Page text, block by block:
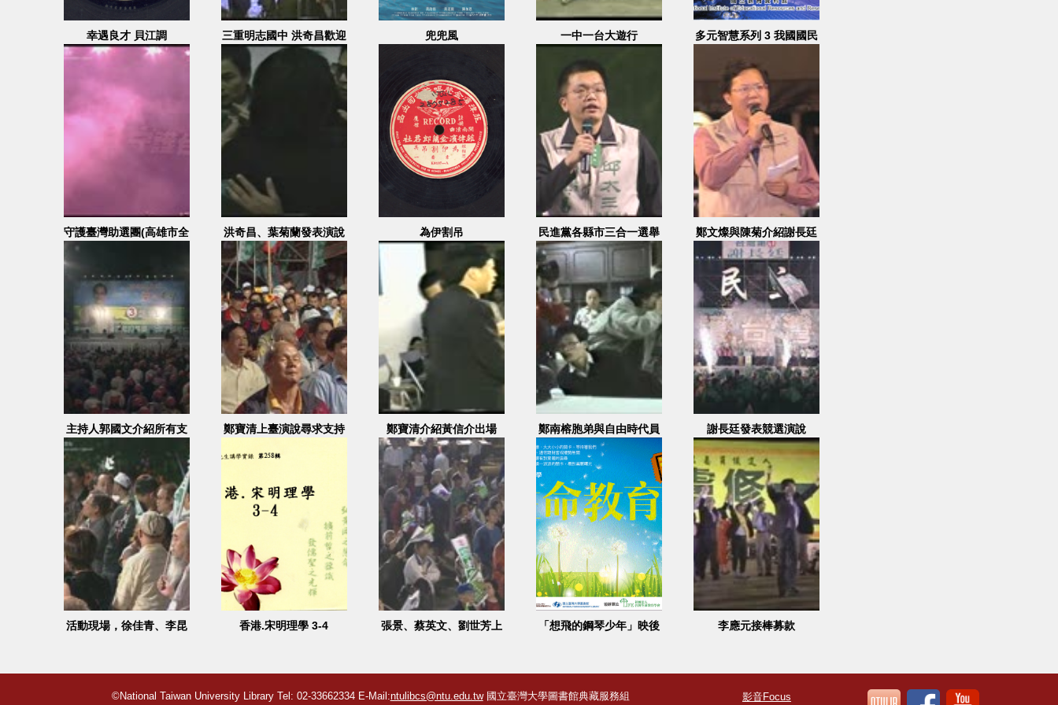
幸遇良才 貝江調
三重明志國中 洪奇昌歡迎
會 周慧瑛主持
兜兜風 一中一台大遊行
多元智慧系列 3 我國國民
守護臺灣助選團(高雄市全
洪奇昌、葉菊蘭發表演說 為伊割吊
民進黨各縣市三合一選舉
造勢大會(邱太三) 2
2005.11.28
鄭文燦與陳菊介紹謝長廷
行政團隊上台，謝長廷發
表演說
主持人郭國文介紹所有支
持蘇煥智縣長的所有後援
會及工商團體等人
鄭寶清上臺演說尋求支持 鄭寶清介紹黃信介出場
鄭南榕胞弟與自由時代員
工上台說明鄭南榕事件
謝長廷發表競選演說
活動現場，徐佳青、李昆
香港.宋明理學 3-4
張景、蔡英文、劉世芳上
「想飛的鋼琴少年」映後
李應元接棒募款
©National Taiwan University Library Tel: 02-33662334 E-Mail:ntulibcs@ntu.edu.tw國立臺灣大學圖書館典藏服務組 影音Focus